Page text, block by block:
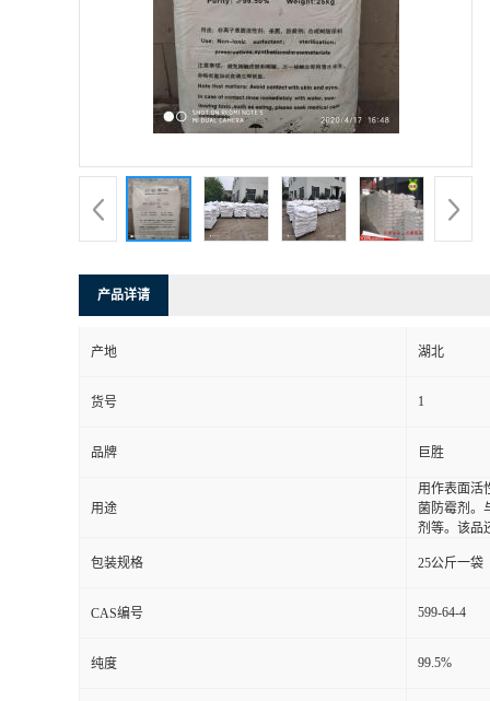
产品详请
产地 湖北
货号 1
品牌 巨胜
用途
用作表面活
菌防霉剂。
剂等。该品
包装规格 25公斤一袋
CAS编号 599-64-4
纯度 99.5%